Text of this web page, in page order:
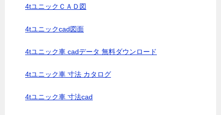
4tユニックＣＡＤ図
4tユニックcad図面
4tユニック車 cadデータ 無料ダウンロード
4tユニック車 寸法 カタログ
4tユニック車 寸法cad